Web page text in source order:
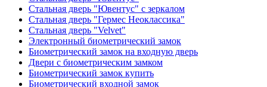
Стальная дверь "Ювентус" с зеркалом
Стальная дверь "Гермес Неоклассика"
Стальная дверь "Velvet"
Электронный биометрический замок
Биометрический замок на входную дверь
Двери с биометрическим замком
Биометрический замок купить
Биометрический входной замок